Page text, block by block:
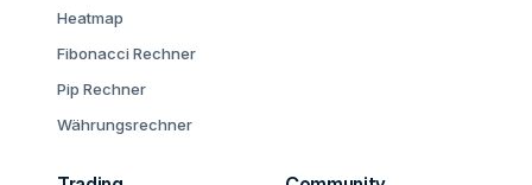
Heatmap
Fibonacci Rechner
Pip Rechner
Währungsrechner